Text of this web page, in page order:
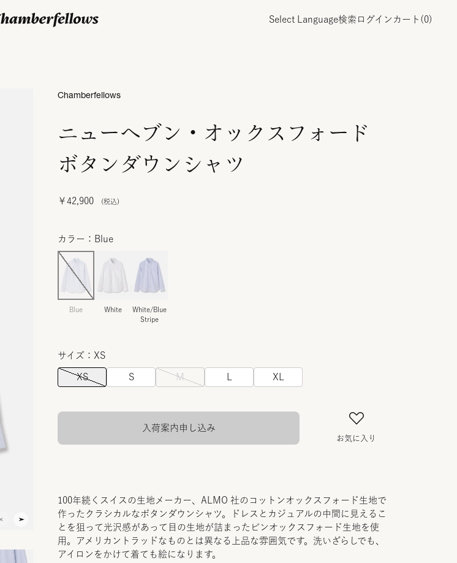
Select Language検索 ログイン カート( 0)
ニューヘブン・オックスフォード
ボタンダウンシャツ
￥42,900
Chamberfellows
カラー：Blue
Blue White
White/Blue
Stripe
サイズ：XS
XS S M XL
お気に入り
入荷案内申し込み
100年続くスイスの生地メーカー、ALMO 社のコットンオックスフォード生地で
作ったクラシカルなボタンダウンシャツ。ドレスとカジュアルの中間に見えるこ
とを狙って光沢感があって目の生地が詰まったピンオックスフォード生地を使
用。アメリカントラッドなものとは異なる上品な雰囲気です。洗いざらしでも、
アイロンをかけて着ても絵になります。